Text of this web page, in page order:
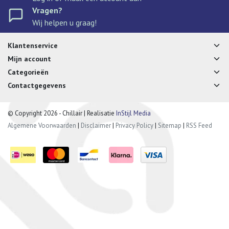
Vragen?
Wij helpen u graag!
Klantenservice
Mijn account
Categorieën
Contactgegevens
© Copyright 2026 - Chillair | Realisatie InStijl Media
Algemene Voorwaarden | Disclaimer| Privacy Policy| Sitemap | RSS Feed